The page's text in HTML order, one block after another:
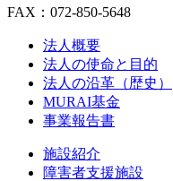
FAX：072-850-5648
法人概要
法人の使命と目的
法人の沿革（歴史）
MURAI基金
事業報告書
施設紹介
障害者支援施設